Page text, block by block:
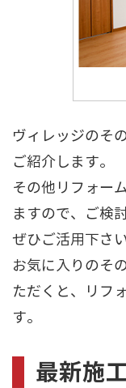
ヴィレッジのそ
ご紹介します。
その他リフォー
ますので、ご検
ぜひご活用下さい
お気に入りのそ
ただくと、リフ
す。
最新施